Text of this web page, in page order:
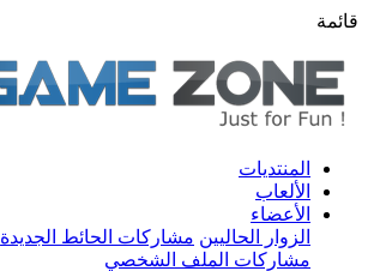
قائمة
المنتديات
الألعاب
الأعضاء
الزوار الحاليين مشاركات الحائط الجديدة
مشاركات الملف الشخصي